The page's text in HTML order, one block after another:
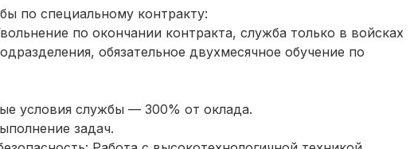
по специальному контракту:
по окончании контракта, служба только в войсках
обязательное двухмесячное обучение по
условия службы — 300% от оклада.
задач.